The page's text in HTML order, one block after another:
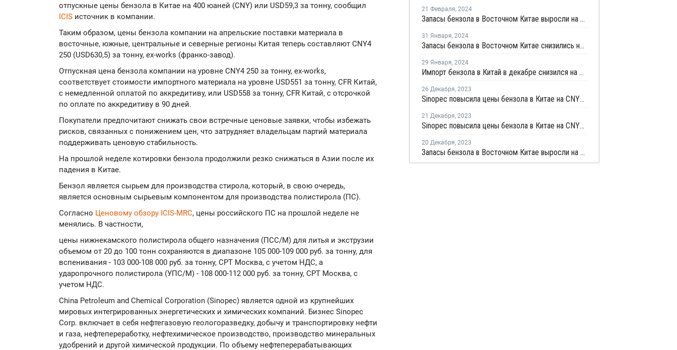
отпускные цены бензола в Китае на 400 юаней (CNY) или USD59,3 за тонну, сообщил
ICIS источник в компании.
Таким образом, цены бензола компании на апрельские поставки материала в
восточные, южные, центральные и северные регионы Китая теперь составляют CNY4
250 (USD630,5) за тонну, ex-works (франко-завод).
Отпускная цена бензола компании на уровне CNY4 250 за тонну, ex-works,
соответствует стоимости импортного материала на уровне USD551 за тонну, CFR Китай,
с немедленной оплатой по аккредитиву, или USD558 за тонну, CFR Китай, с отсрочкой
по оплате по аккредитиву в 90 дней.
Покупатели предпочитают снижать свои встречные ценовые заявки, чтобы избежать
рисков, связанных с понижением цен, что затрудняет владельцам партий материала
поддерживать ценовую стабильность.
На прошлой неделе котировки бензола продолжили резко снижаться в Азии после их
падения в Китае.
Бензол является сырьем для производства стирола, который, в свою очередь,
является основным сырьевым компонентом для производства полистирола (ПС).
Согласно Ценовому обзору ICIS-MRC, цены российского ПС на прошлой неделе не
менялись. В частности,
цены нижнекамского полистирола общего назначения (ПСС/М) для литья и экструзии
объемом от 20 до 100 тонн сохраняются в диапазоне 105 000-109 000 руб. за тонну, для
вспенивания - 103 000-108 000 руб. за тонну, CPT Москва, с учетом НДС, а
ударопрочного полистирола (УПС/М) - 108 000-112 000 руб. за тонну, CPT Москва, с
учетом НДС.
China Petroleum and Chemical Corporation (Sinopec) является одной из крупнейших
мировых интегрированных энергетических и химических компаний. Бизнес Sinopec
Corp. включает в себя нефтегазовую геологоразведку, добычу и транспортировку нефти
и газа, нефтепереработку, нефтехимическое производство, производство минеральных
удобрений и другой химической продукции. По объему нефтеперерабатывающих
21 Февраля, 2024
Запасы бензола в Восточном Китае выросли на текущей неделе
31 Января, 2024
Запасы бензола в Восточном Китае снизились на текущей неделе
29 Января, 2024
Импорт бензола в Китай в декабре снизился на 0,5%
26 Декабря, 2023
Sinopec повысила цены бензола в Китае на CNY300 за тонну
21 Декабря, 2023
Sinopec повысила цены бензола в Китае на CNY150 за тонну
20 Декабря, 2023
Запасы бензола в Восточном Китае выросли на текущей неделе